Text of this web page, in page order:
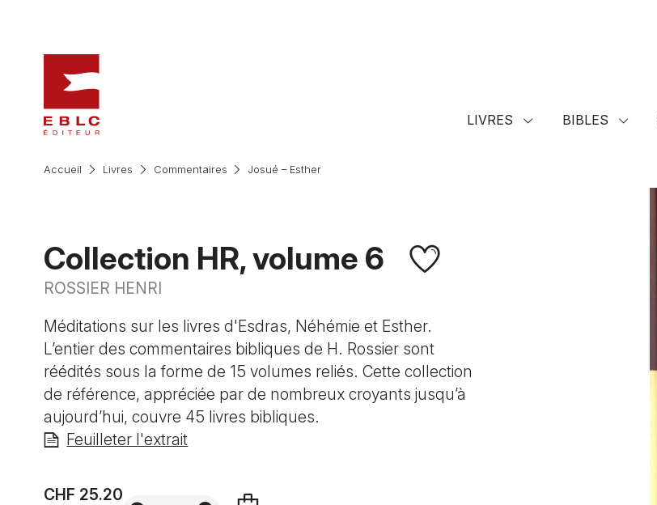
LIVRES BIBLES
Accueil Livres Commentaires Josué – Esther
Collection HR, volume 6
ROSSIER HENRI
Méditations sur les livres d'Esdras, Néhémie et Esther.
L’entier des commentaires bibliques de H. Rossier sont
réédités sous la forme de 15 volumes reliés. Cette collection
de référence, appréciée par de nombreux croyants jusqu’à
aujourd’hui, couvre 45 livres bibliques.
Feuilleter l'extrait
CHF 25.20